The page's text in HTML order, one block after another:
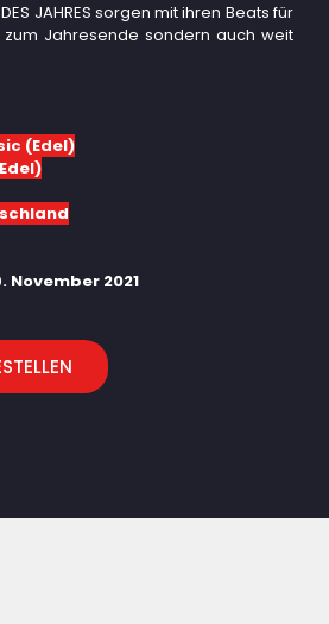
DES JAHRES sorgen mit ihren Beats für
Jahresende sondern auch weit
(Edel)
November 2021